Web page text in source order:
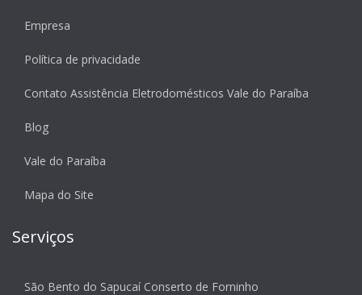
Empresa
Política de privacidade
Contato Assistência Eletrodomésticos Vale do Paraíba
Blog
Vale do Paraíba
Mapa do Site
Serviços
São Bento do Sapucaí Conserto de Forninho